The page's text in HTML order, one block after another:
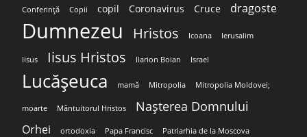
Conferință Copii copil Coronavirus Cruce dragoste
Dumnezeu Hristos Icoana Ierusalim
Iisus Iisus Hristos Ilarion Boian Israel
Lucășeuca mamă Mitropolia Mitropolia Moldovei;
moarte Mântuitorul Hristos Nașterea Domnului
Orhei ortodoxia Papa Francisc Patriarhia de la Moscova